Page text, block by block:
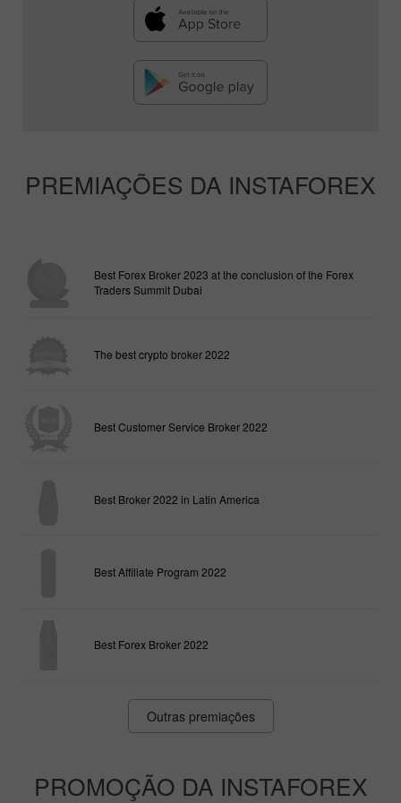
PREMIAÇÕES DA INSTAFOREX
Best Forex Broker 2023 at the conclusion of the Forex
Traders Summit Dubai
The best crypto broker 2022
Best Customer Service Broker 2022
Best Broker 2022 in Latin America
Best Affiliate Program 2022
Best Forex Broker 2022
Outras premiações
PROMOÇÃO DA INSTAFOREX